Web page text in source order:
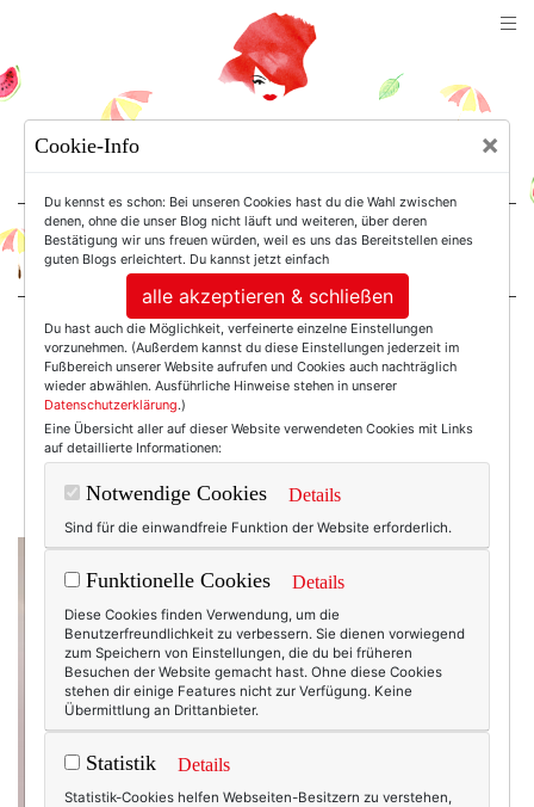
For Women. Not Girls.
Einträge mit dem
Tag: Mascara
Cookie-Info ×
Du kennst es schon: Bei unseren Cookies hast du die Wahl zwischen
denen, ohne die unser Blog nicht läuft und weiteren, über deren
Bestätigung wir uns freuen würden, weil es uns das Bereitstellen eines
guten Blogs erleichtert. Du kannst jetzt einfach
alle akzeptieren & schließen
Du hast auch die Möglichkeit, verfeinerte einzelne Einstellungen
vorzunehmen. (Außerdem kannst du diese Einstellungen jederzeit im
Fußbereich unserer Website aufrufen und Cookies auch nachträglich
wieder abwählen. Ausführliche Hinweise stehen in unserer
Datenschutzerklärung.)
Eine Übersicht aller auf dieser Website verwendeten Cookies mit Links
auf detaillierte Informationen:
Notwendige Cookies Details
Sind für die einwandfreie Funktion der Website erforderlich.
Funktionelle Cookies Details
Diese Cookies finden Verwendung, um die
Benutzerfreundlichkeit zu verbessern. Sie dienen vorwiegend
zum Speichern von Einstellungen, die du bei früheren
Besuchen der Website gemacht hast. Ohne diese Cookies
stehen dir einige Features nicht zur Verfügung. Keine
Übermittlung an Drittanbieter.
Statistik Details
Statistik-Cookies helfen Webseiten-Besitzern zu verstehen,